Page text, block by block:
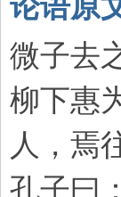
微子去
柳下惠
人，焉
孔子曰